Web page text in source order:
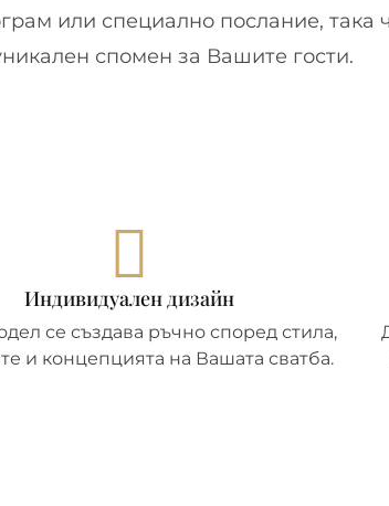
или специално послание, така
спомен за Вашите гости.

Индивидуален дизайн
се създава ръчно според стила,
и концепцията на Вашата сватба.